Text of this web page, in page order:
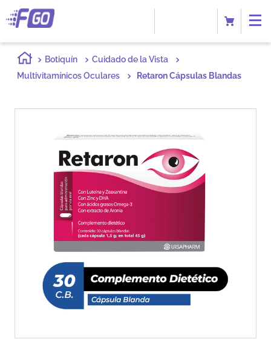
Botiquín
Cuidado de la Vista
Multivitamínicos Oculares
Retaron Cápsulas Blandas